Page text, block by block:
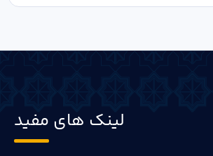
لینک های مفید